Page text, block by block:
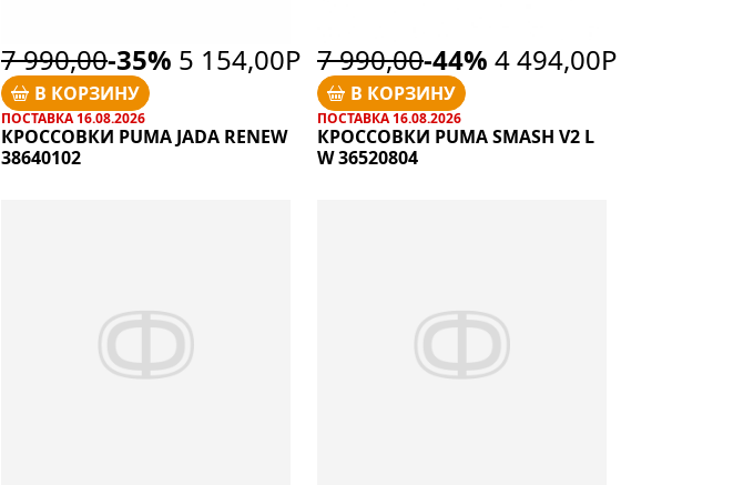
7 990,00-35% 5 154,00Р
В КОРЗИНУ
ПОСТАВКА 16.08.2026
КРОССОВКИ PUMA JADA RENEW
38640102
7 990,00-44% 4 494,00Р
В КОРЗИНУ
ПОСТАВКА 16.08.2026
КРОССОВКИ PUMA SMASH V2 L
W 36520804